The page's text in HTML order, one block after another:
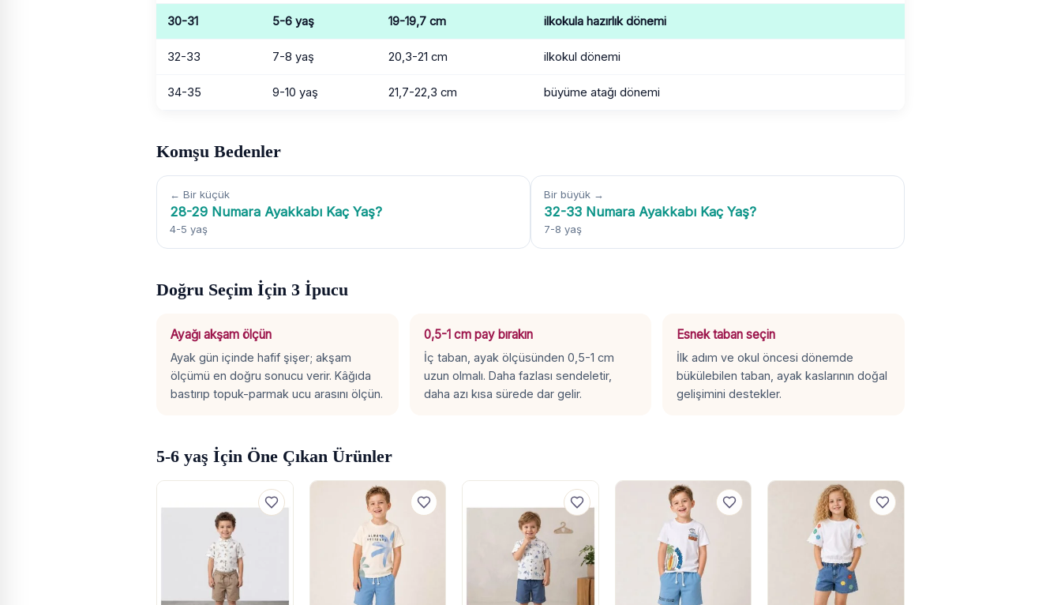
30-31 5-6 yaş 19-19,7 cm ilkokula hazırlık dönemi
32-33 7-8 yaş 20,3-21 cm ilkokul dönemi
34-35 9-10 yaş 21,7-22,3 cm büyüme atağı dönemi
Komşu Bedenler
← Bir küçük
28-29 Numara Ayakkabı Kaç Yaş?
4-5 yaş
Bir büyük →
32-33 Numara Ayakkabı Kaç Yaş?
7-8 yaş
Doğru Seçim İçin 3 İpucu
Ayağı akşam ölçün
Ayak gün içinde hafif şişer; akşam
ölçümü en doğru sonucu verir. Kâğıda
bastırıp topuk-parmak ucu arasını ölçün.
0,5-1 cm pay bırakın
İç taban, ayak ölçüsünden 0,5-1 cm
uzun olmalı. Daha fazlası sendeletir,
daha azı kısa sürede dar gelir.
Esnek taban seçin
İlk adım ve okul öncesi dönemde
bükülebilen taban, ayak kaslarının doğal
gelişimini destekler.
5-6 yaş İçin Öne Çıkan Ürünler